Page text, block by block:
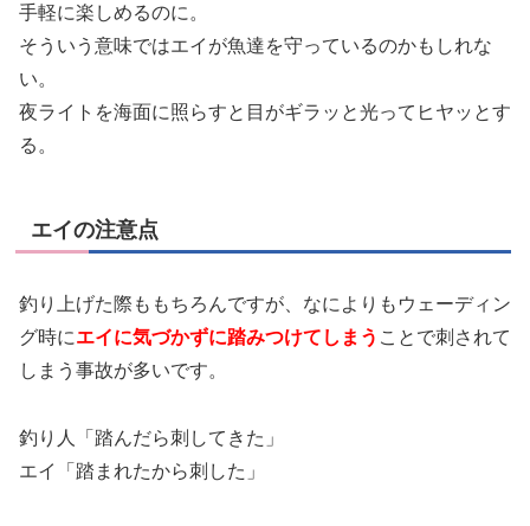
手軽に楽しめるのに。
そういう意味ではエイが魚達を守っているのかもしれな
い。
夜ライトを海面に照らすと目がギラッと光ってヒヤッとす
る。
エイの注意点
釣り上げた際ももちろんですが、なによりもウェーディン
グ時にエイに気づかずに踏みつけてしまう ことで刺されて
しまう事故が多いです。
釣り人「踏んだら刺してきた」
エイ「踏まれたから刺した」